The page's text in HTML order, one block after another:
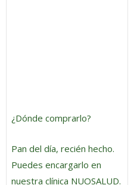
¿Dónde comprarlo?
Pan del día, recién hecho.
Puedes encargarlo en
nuestra clínica NUOSALUD.